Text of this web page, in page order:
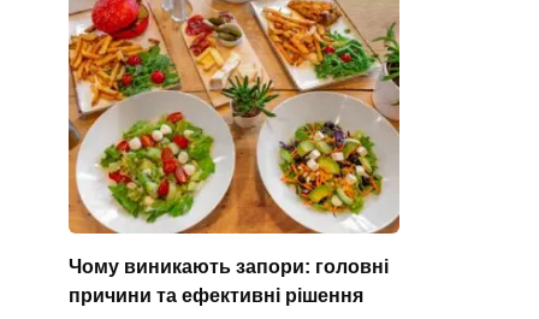
Чому виникають запори: головні
причини та ефективні рішення